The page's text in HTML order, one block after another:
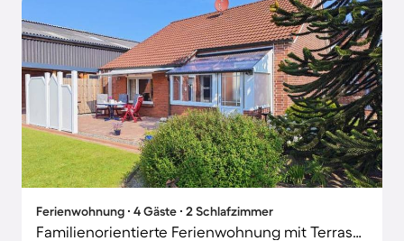
Ferienwohnung ∙ 4 Gäste ∙ 2 Schlafzimmer
Familienorientierte Ferienwohnung mit Terrasse, Garten und Grill